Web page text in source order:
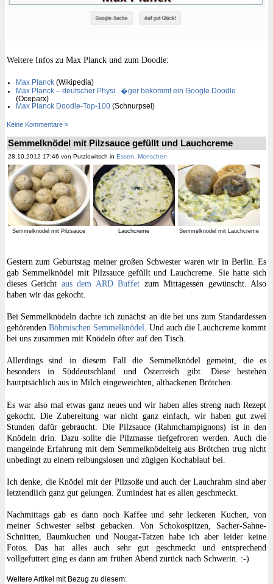
Weitere Infos zu Max Planck und zum Doodle:
Max Planck (Wikipedia)
Max Planck – deutscher Physi
.�ger bekommt ein Google Doodle
(Oceparx)
Max Planck Doodle-Top-100 (Schnurpsel)
Keine Kommentare »
Semmelknödel mit Pilzsauce gefüllt und Lauchcreme
28.10.2012 17:46 von Putzlowitsch in Essen, Menschen
Semmelknödel mit Pilzsauce Lauchcreme Semmelknödel mit Lauchcreme
Gestern zum Geburtstag meiner großen Schwester waren wir in Berlin. Es
gab Semmelknödel mit Pilzsauce gefüllt und Lauchcreme. Sie hatte sich
dieses Gericht aus dem ARD Buffet zum Mittagessen gewünscht. Also
haben wir das gekocht.
Bei Semmelknödeln dachte ich zunächst an die bei uns zum Standardessen
gehörenden Böhmischen Semmelknödel . Und auch die Lauchcreme kommt
bei uns zusammen mit Knödeln öfter auf den Tisch.
Allerdings sind in diesem Fall die Semmelknödel gemeint, die es
besonders in Süddeutschland und Österreich gibt. Diese bestehen
hautptsächlich aus in Milch eingeweichten, altbackenen Brötchen.
Es war also mal etwas ganz neues und wir haben alles streng nach Rezept
gekocht. Die Zubereitung war nicht ganz einfach, wir haben gut zwei
Stunden dafür gebraucht. Die Pilzsauce (Rahmchampignons) ist in den
Knödeln drin. Dazu sollte die Pilzmasse tiefgefroren werden. Auch die
mangelnde Erfahrung mit dem Semmelknödelteig aus Brötchen trug nicht
unbedingt zu einem reibungslosen und zügigen Kochablauf bei.
Ich denke, die Knödel mit der Pilzsoße und auch der Lauchrahm sind aber
letztendlich ganz gut gelungen. Zumindest hat es allen geschmeckt.
Nachmittags gab es dann noch Kaffee und sehr leckeren Kuchen, von
meiner Schwester selbst gebacken. Von Schokospitzen, Sacher-Sahne-
Schnitten, Baumkuchen und Nougat-Tatzen habe ich aber leider keine
Fotos. Das hat alles auch sehr gut geschmeckt und entsprechend
vollgefuttert ging es dann am frühen Abend zurück nach Schwerin. :-)
Weitere Artikel mit Bezug zu diesem: